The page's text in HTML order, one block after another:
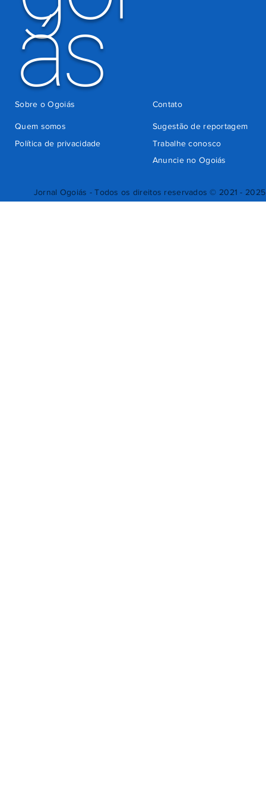
Jornal Ogoiás - Todos os direitos reservados © 2021 - 2025
ás
Quem somos
Sugestão de reportagem
Trabalhe conosco
Política de privacidade
Anuncie no Ogoiás
Contato
Sobre o Ogoiás